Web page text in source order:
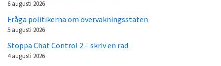
6 augusti 2026
Fråga politikerna om övervakningsstaten
5 augusti 2026
Stoppa Chat Control 2 – skriv en rad
4 augusti 2026